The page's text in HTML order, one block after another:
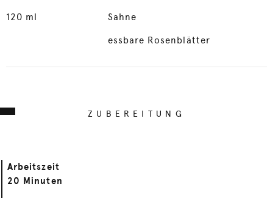
120 ml Sahne
essbare Rosenblätter
ZUBEREITUNG
Arbeitszeit
20 Minuten